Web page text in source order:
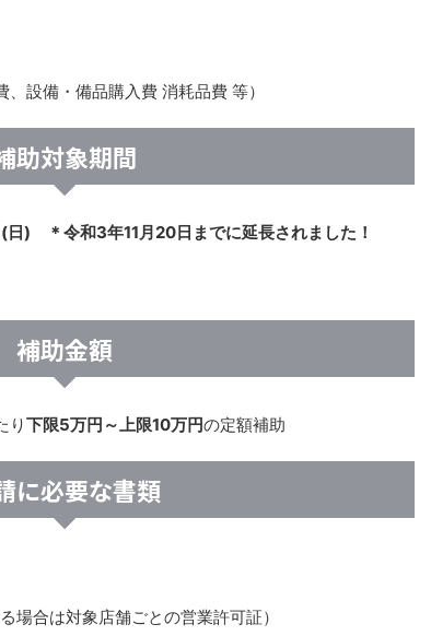
設備・備品購入費 消耗品費 等）
助対象期間
) ＊令和3年11月20日までに延長されました！
補助金額
り下限5万円～上限10万円の定額補助
に必要な書類
合は対象店舗ごとの営業許可証）